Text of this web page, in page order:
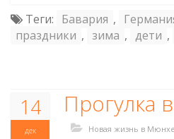
Теги: Бавария ,
праздники , зима , дети ,
14
дек
Прогулка
Новая жизнь в